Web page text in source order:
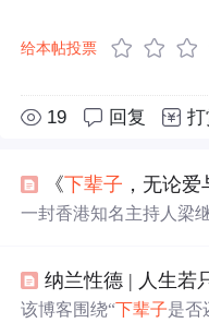
给本帖投票
19 回复 打
《下辈子 ，无论爱
一封香港知名主持人梁
该博客围绕“下辈子是否